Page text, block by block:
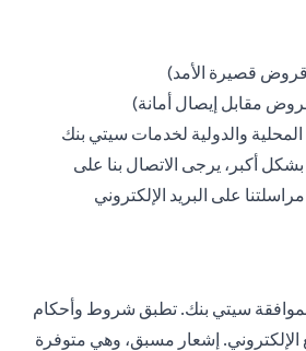
قصيرة الأمد)
مقابل إيصال أمانة)
المحلية والدولية لخدمات سيتي بنك
بشكل أكبر، يرجى الاتصال بنا على
مراسلتنا على البريد الإلكتروني
سيتي بنك. تطبق شروط وأحكام
إشعار مسبق، وهي متوفرة